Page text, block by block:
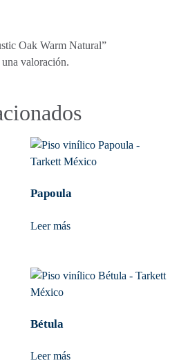
Oak Warm Natural”
valoración.
Papoula
Leer más
Bétula
Leer más